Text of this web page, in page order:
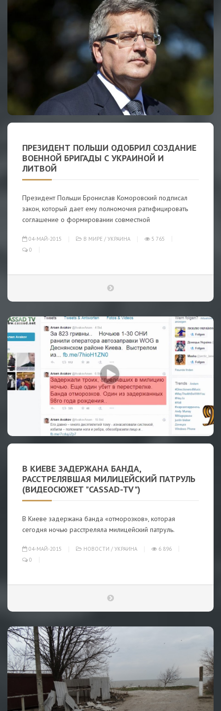
ПРЕЗИДЕНТ ПОЛЬШИ ОДОБРИЛ СОЗДАНИЕ
ВОЕННОЙ БРИГАДЫ С УКРАИНОЙ И
ЛИТВОЙ
Президент Польши Бронислав Коморовский подписал
закон, который дает ему полномочия ратифицировать
соглашение о формировании совместной
04-МАЙ-2015 В МИРЕ / УКРАИНА
5 765
0
В КИЕВЕ ЗАДЕРЖАНА БАНДА,
РАССТРЕЛЯВШАЯ МИЛИЦЕЙСКИЙ ПАТРУЛЬ
(ВИДЕОСЮЖЕТ "CASSAD-TV")
В Киеве задержана банда «отморозков», которая
сегодня ночью расстреляла милицейский патруль.
04-МАЙ-2015 НОВОСТИ / УКРАИНА
6 896
0